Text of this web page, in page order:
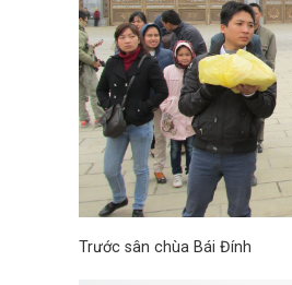
Trước sân chùa Bái Đính